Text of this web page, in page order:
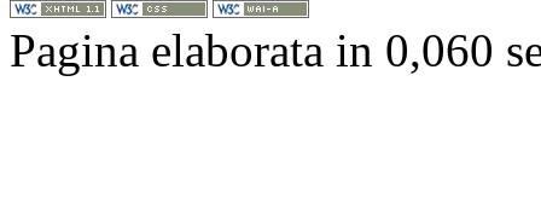
Pagina elaborata in 0,060